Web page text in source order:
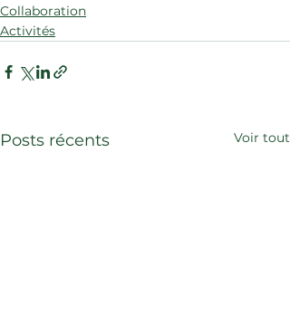
Collaboration
Activités
Posts récents Voir tout